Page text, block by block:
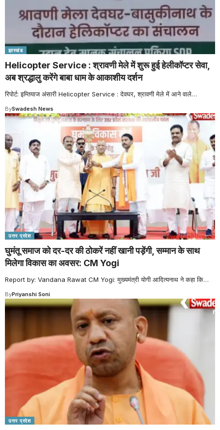
झारखंड
Helicopter Service : श्रावणी मेले में शुरू हुई हेलीकॉप्टर सेवा,
अब श्रद्धालु करेंगे बाबा धाम के आकाशीय दर्शन
रिपोर्ट: इम्तियाज अंसारी Helicopter Service : देवघर, श्रावणी मेले में आने वाले…
BySwadesh News
उत्तर प्रदेश
घुमंतू समाज को दर-दर की ठोकरें नहीं खानी पड़ेंगी, सम्मान के साथ
मिलेगा विकास का अवसर: CM Yogi
Report by: Vandana Rawat CM Yogi: मुख्यमंत्री योगी आदित्यनाथ ने कहा कि…
ByPriyanshi Soni
उत्तर प्रदेश